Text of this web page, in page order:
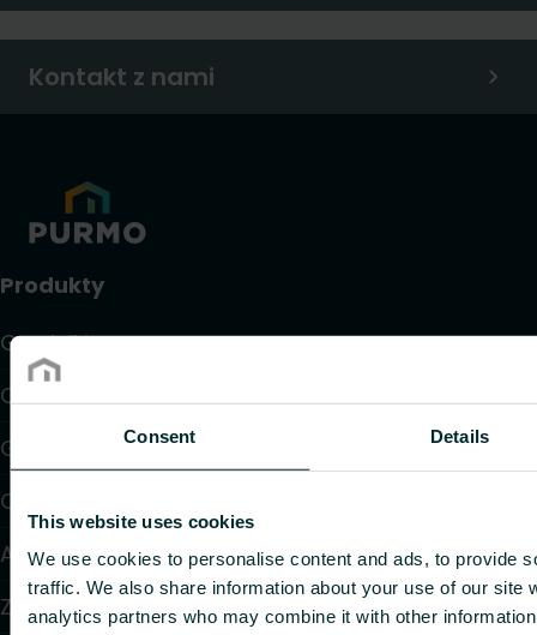
Consent Details
This website uses cookies
We use cookies to personalise content and ads, to provide
traffic. We also share information about your use of our site
analytics partners who may combine it with other
Kontakt z nami
Produkty
Grzejniki
Ogrzewanie i chłodzenie podłogowe
Grzejniki konwektorowe i klimakonwektory
Ogrzewanie elektryczne
Automatyka
Zawory i głowice termostatyczne